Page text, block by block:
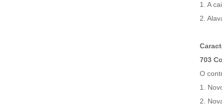
1. A
2.
703
O
1.
2.